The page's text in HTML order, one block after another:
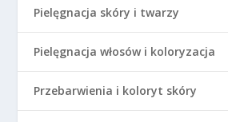
Pielęgnacja skóry i twarzy
Pielęgnacja włosów i koloryzacja
Przebarwienia i koloryt skóry